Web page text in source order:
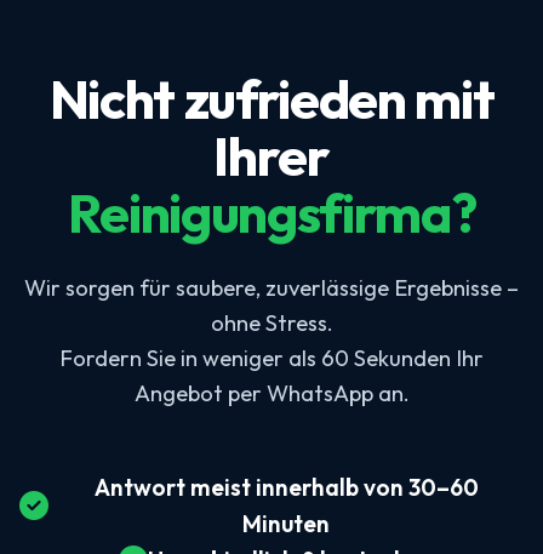
Nicht zufrieden mit
Ihrer
Reinigungsfirma?
Wir sorgen für saubere, zuverlässige Ergebnisse –
ohne Stress.
Fordern Sie in weniger als 60 Sekunden Ihr
Angebot per WhatsApp an.
Antwort meist innerhalb von 30–60
Minuten